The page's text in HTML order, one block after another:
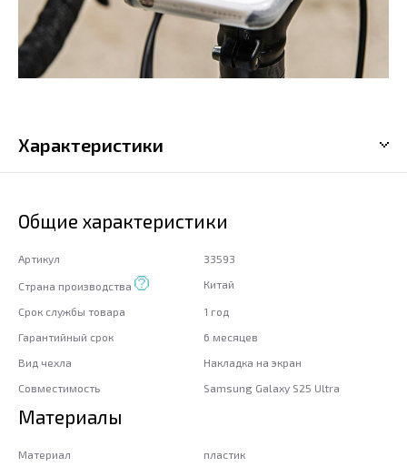
Характеристики
Общие характеристики
Артикул 33593
Страна производства Китай
Срок службы товара
1 год
Гарантийный срок
6 месяцев
Вид чехла
Накладка на экран
Совместимость
Samsung Galaxy S25 Ultra
Материалы
Материал пластик